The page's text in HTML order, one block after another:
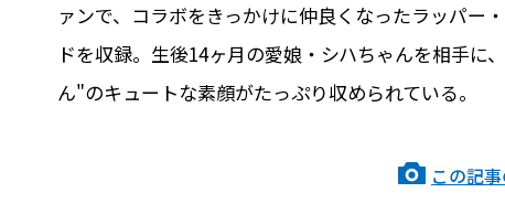
ァンで、コラボをきっかけに仲良くなったラッパー
ドを収録。生後14ヶ月の愛娘・シハちゃんを相手
ん"のキュートな素顔がたっぷり収められている。
この記